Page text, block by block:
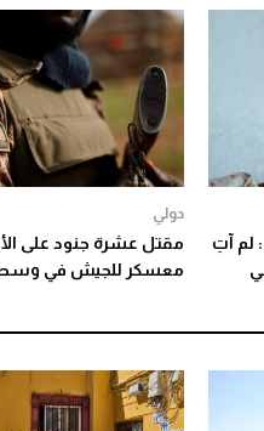
لم آتِ
دولي
مقتل عشرة جنود على
معسكر للجيش في وسط